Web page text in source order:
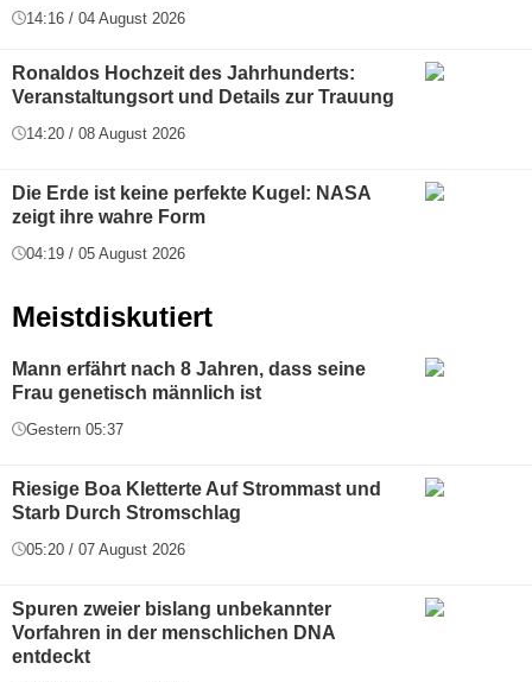
14:16 / 04 August 2026
Ronaldos Hochzeit des Jahrhunderts:
Veranstaltungsort und Details zur Trauung
14:20 / 08 August 2026
Die Erde ist keine perfekte Kugel: NASA
zeigt ihre wahre Form
04:19 / 05 August 2026
Meistdiskutiert
Mann erfährt nach 8 Jahren, dass seine
Frau genetisch männlich ist
Gestern 05:37
Riesige Boa Kletterte Auf Strommast und
Starb Durch Stromschlag
05:20 / 07 August 2026
Spuren zweier bislang unbekannter
Vorfahren in der menschlichen DNA
entdeckt